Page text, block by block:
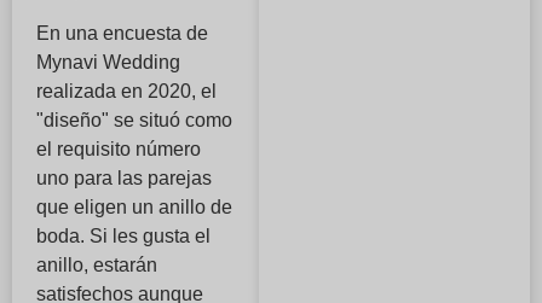
En una encuesta de
Mynavi Wedding
realizada en 2020, el
"diseño" se situó como
el requisito número
uno para las parejas
que eligen un anillo de
boda. Si les gusta el
anillo, estarán
satisfechos aunque